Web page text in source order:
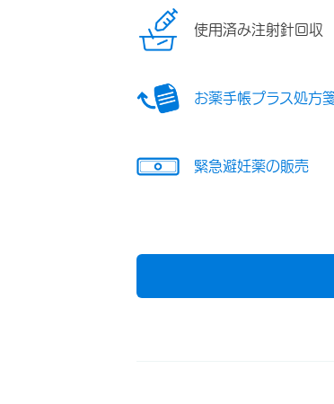
使用済み注射針回収
お薬手帳プラス処方
緊急避妊薬の販売